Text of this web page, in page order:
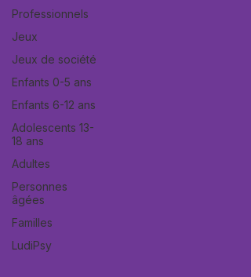
Professionnels
Jeux
Jeux de société
Enfants 0-5 ans
Enfants 6-12 ans
Adolescents 13-
18 ans
Adultes
Personnes
âgées
Familles
LudiPsy